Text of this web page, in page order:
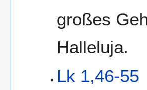
großes
Halleluja.
Lk 1,46-55